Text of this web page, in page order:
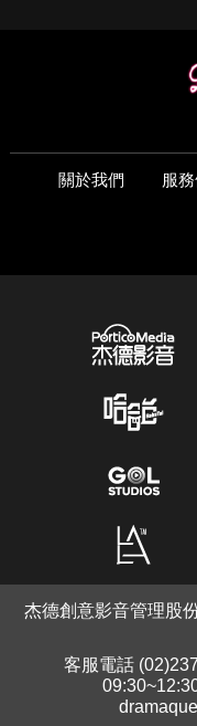
關於我們 服
杰德創意影音管理股
客服電話